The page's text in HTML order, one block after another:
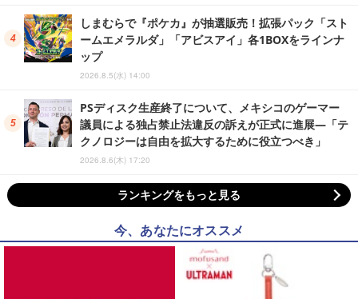
しまむらで『ポケカ』が抽選販売！拡張パック「スト
ームエメラルダ」「アビスアイ」各1BOXをラインナ
ップ
2026.8.5(水) 14:00
PSディスク生産終了について、メキシコのゲーマー
議員による独占禁止法違反の訴えが正式に進展―「テ
クノロジーは自由を拡大するために役立つべき」
2026.8.6(木) 17:20
ランキングをもっと見る
今、あなたにオススメ